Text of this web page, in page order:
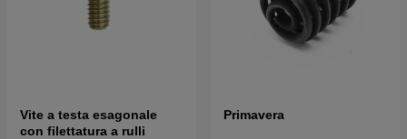
Vite a testa esagonale
con filettatura a rulli
Primavera